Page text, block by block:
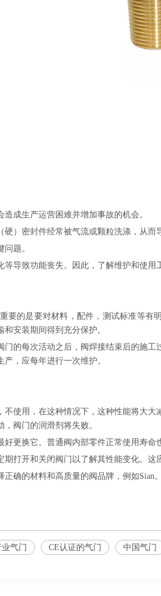
成生产运营困难并增加事故的机会。
）密封件经常被气流或颗粒洗涤，从而
题。
导致功能丧失。因此，了解维护和使用
要的是要对材料，配件，测试标准等
安装期间得到充分保护。
门的每次活动之后，阀焊接结束后的施
，应每年进行一次维护。
使用，在这种情况下，这种性能将大
阀门的润滑剂将失败。
更换它。普通阀内部零件正常使用寿命
打开和关闭阀门以了解其性能变化。这
确的材料和高质量的阀品牌，例如Sian。
业气门 CE认证的气门 中国气门